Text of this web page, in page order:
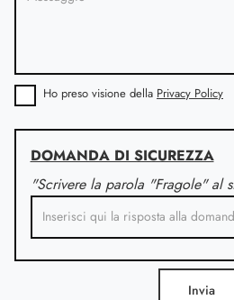
Ho preso visione della Privacy Policy
DOMANDA DI SICUREZZA
"Scrivere la parola "Fragole" al
Invia